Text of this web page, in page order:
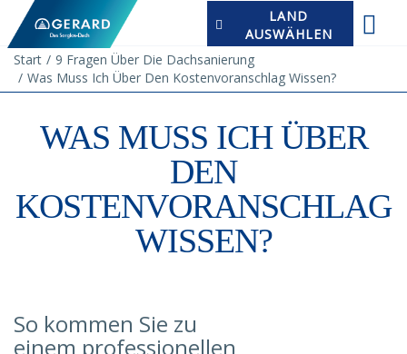
LAND
AUSWÄHLEN
Start
9 Fragen Über Die Dachsanierung
Was Muss Ich Über Den Kostenvoranschlag Wissen?
WAS MUSS ICH ÜBER
DEN
KOSTENVORANSCHLAG
WISSEN?
So kommen Sie zu
einem professionellen